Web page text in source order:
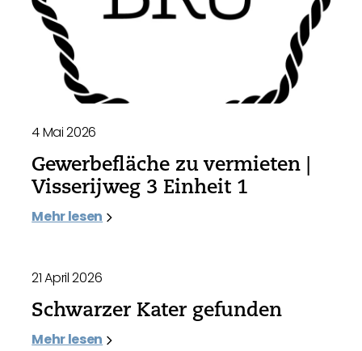
4 Mai 2026
Gewerbefläche zu vermieten |
Visserijweg 3 Einheit 1
Mehr lesen
21 April 2026
Schwarzer Kater gefunden
Mehr lesen